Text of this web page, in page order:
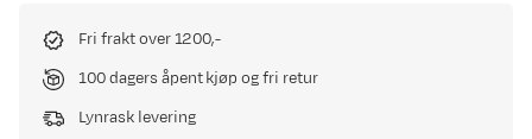
Fri frakt over 1200,-
100 dagers åpent kjøp og fri retur
Lynrask levering